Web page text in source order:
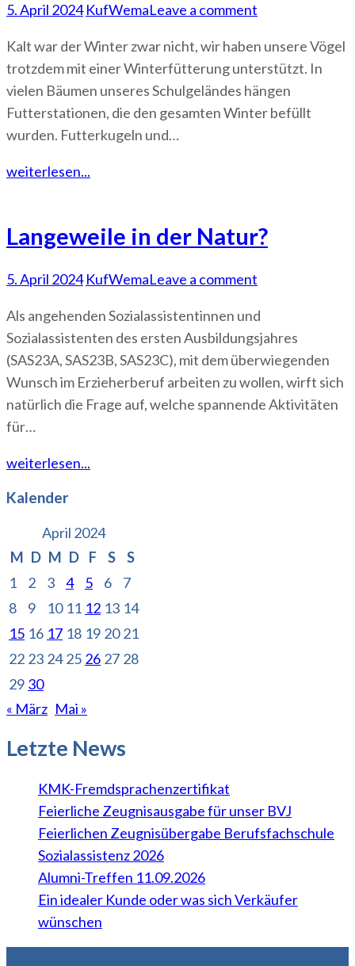
5. April 2024 KufWemaLeave a comment
Kalt war der Winter zwar nicht, wir haben unsere Vögel
trotzdem mit einer Winterfütterung unterstützt. In
vielen Bäumen unseres Schulgeländes hängen
Futterstationen, die den gesamten Winter befüllt
wurden. Futterkugeln und…
weiterlesen...
Langeweile in der Natur?
5. April 2024 KufWemaLeave a comment
Als angehenden Sozialassistentinnen und
Sozialassistenten des ersten Ausbildungsjahres
(SAS23A, SAS23B, SAS23C), mit dem überwiegenden
Wunsch im Erzieherberuf arbeiten zu wollen, wirft sich
natürlich die Frage auf, welche spannende Aktivitäten
für…
weiterlesen...
Kalender
April 2024
M D M D F S
S
1
2 3 4 5 6
7
8
9 10 11 12 13 14
15 16 17 18 19 20 21
22 23 24 25 26 27 28
29 30
« März Mai »
Letzte News
KMK-Fremdsprachenzertifikat
Feierliche Zeugnisausgabe für unser BVJ
Feierlichen Zeugnisübergabe Berufsfachschule
Sozialassistenz 2026
Alumni-Treffen 11.09.2026
Ein idealer Kunde oder was sich Verkäufer
wünschen